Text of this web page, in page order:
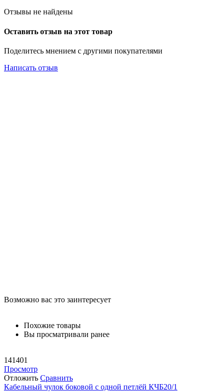
Отзывы не найдены
Оставить отзыв на этот товар
Поделитесь мнением с другими покупателями
Написать отзыв
Возможно вас это заинтересует
Похожие товары
Вы просматривали ранее
141401
Просмотр
Отложить Сравнить
Кабельный чулок боковой с одной петлёй КЧБ20/1